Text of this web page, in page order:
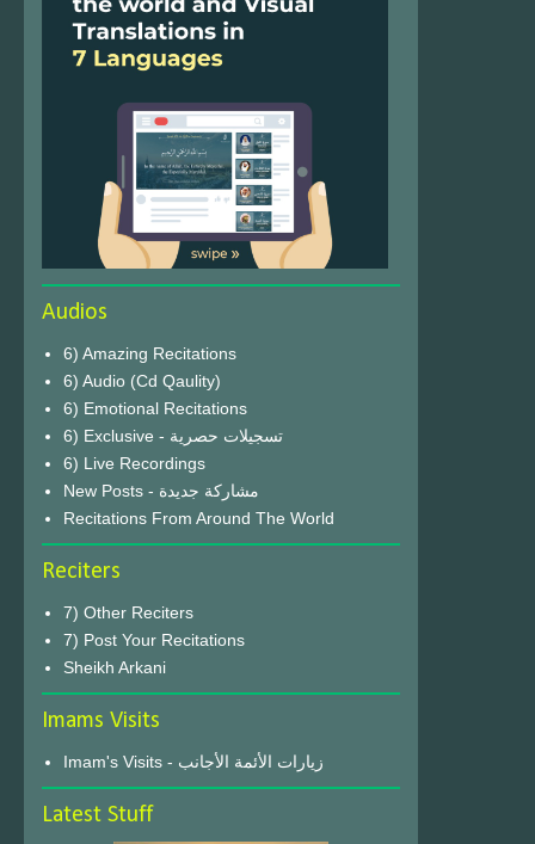
Audios
6) Amazing Recitations
6) Audio (Cd Qaulity)
6) Emotional Recitations
6) Exclusive - تسجيلات حصرية
6) Live Recordings
New Posts - مشاركة جديدة
Recitations From Around The World
Reciters
7) Other Reciters
7) Post Your Recitations
Sheikh Arkani
Imams Visits
Imam's Visits - زيارات الأئمة الأجانب
Latest Stuff